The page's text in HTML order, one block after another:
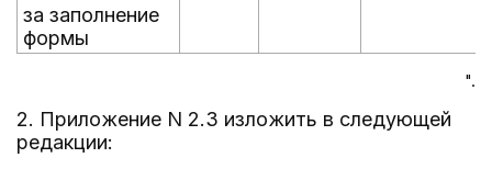
за заполнение
формы
".
2. Приложение N 2.3 изложить в следующей
редакции: